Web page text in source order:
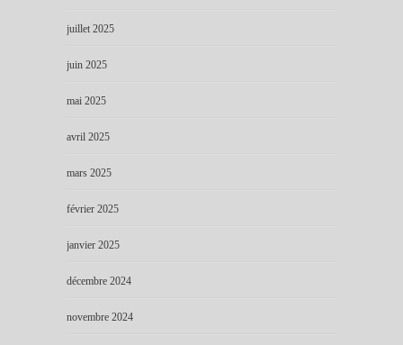
juillet 2025
juin 2025
mai 2025
avril 2025
mars 2025
février 2025
janvier 2025
décembre 2024
novembre 2024